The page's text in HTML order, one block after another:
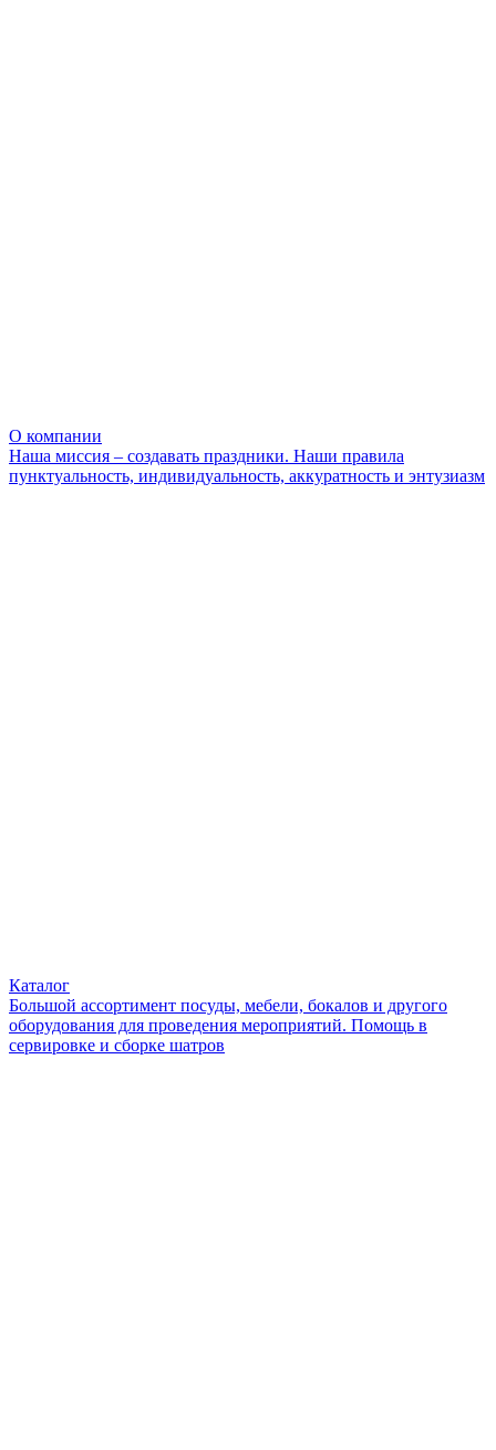
О компании
Наша миссия – создавать праздники. Наши правила
пунктуальность, индивидуальность, аккуратность и энтузиазм
Каталог
Большой ассортимент посуды, мебели, бокалов и другого
оборудования для проведения мероприятий. Помощь в
сервировке и сборке шатров